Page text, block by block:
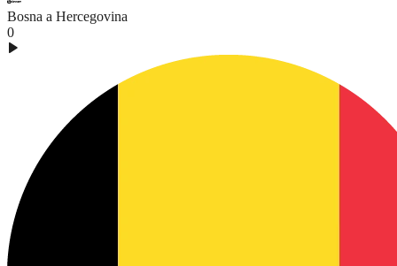
Bosna a Hercegovina
0